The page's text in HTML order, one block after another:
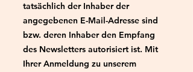
tatsächlich der Inhaber der
angegebenen E-Mail-Adresse sind
bzw. deren Inhaber den Empfang
des Newsletters autorisiert ist. Mit
Ihrer Anmeldung zu unserem